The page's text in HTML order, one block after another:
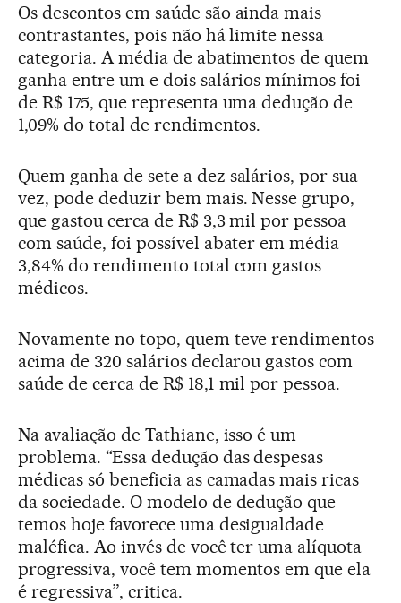
Os descontos em saúde são ainda mais
contrastantes, pois não há limite nessa
categoria. A média de abatimentos de quem
ganha entre um e dois salários mínimos foi
de R$ 175, que representa uma dedução de
1,09% do total de rendimentos.
Quem ganha de sete a dez salários, por sua
vez, pode deduzir bem mais. Nesse grupo,
que gastou cerca de R$ 3,3 mil por pessoa
com saúde, foi possível abater em média
3,84% do rendimento total com gastos
médicos.
Novamente no topo, quem teve rendimentos
acima de 320 salários declarou gastos com
saúde de cerca de R$ 18,1 mil por pessoa.
Na avaliação de Tathiane, isso é um
problema. “Essa dedução das despesas
médicas só beneficia as camadas mais ricas
da sociedade. O modelo de dedução que
temos hoje favorece uma desigualdade
maléfica. Ao invés de você ter uma alíquota
progressiva, você tem momentos em que ela
é regressiva”, critica.